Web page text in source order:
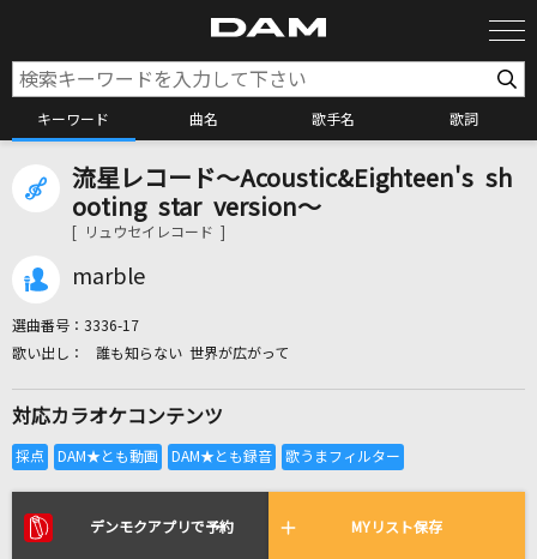
キーワード 曲名 歌手名 歌詞
カラオケ検索
カラオケリクエスト
リアルタイムで歌われている曲の一覧
なかま歌
流星レコード～Acoustic&Eighteen's sh
ooting star version～
[ リュウセイレコード ]
marble
選曲番号： 3336-17
誰も知らない 世界が広がって
対応カラオケコンテンツ
デンモクアプリで予約 MYリスト保存